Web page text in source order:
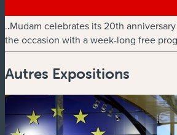
..Mudam celebrates its 20th
the occasion with a week-long free
Autres Expositions